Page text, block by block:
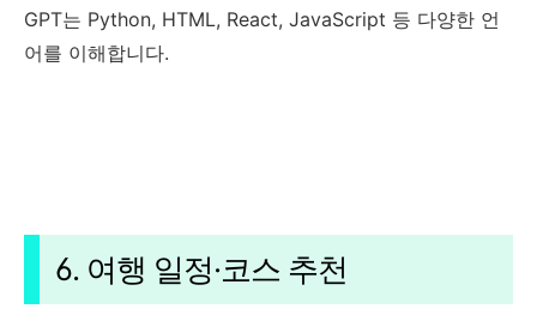
GPT는 Python, HTML, React, JavaScript 등 다양한 언
어를 이해합니다.
6. 여행 일정·코스 추천